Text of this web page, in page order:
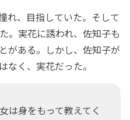
れ、目指していた。そして
。実花に誘われ、佐知子も
がある。しかし、佐知子が
なく、実花だった。
は身をもって教えてく